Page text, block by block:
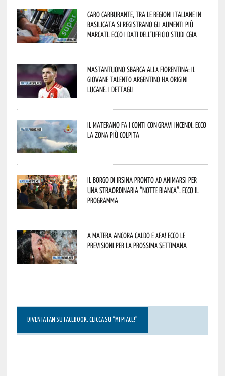
Caro carburante, tra le regioni italiane in
Basilicata si registrano gli aumenti più
marcati. Ecco i dati dell’Ufficio studi CGIA
Mastantuono sbarca alla Fiorentina: il
giovane talento argentino ha origini
lucane. I dettagli
Il materano fa i conti con gravi incendi. Ecco
la zona più colpita
Il borgo di Irsina pronto ad animarsi per
una straordinaria “Notte Bianca”. Ecco il
programma
A Matera ancora caldo e afa! Ecco le
previsioni per la prossima settimana
DIVENTA FAN SU FACEBOOK, CLICCA SU “MI PIACE!”